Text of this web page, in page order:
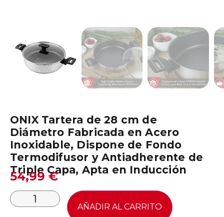
ONIX Tartera de 28 cm de
Diámetro Fabricada en Acero
Inoxidable, Dispone de Fondo
Termodifusor y Antiadherente de
Triple Capa, Apta en Inducción
54,99€
AÑADIR AL CARRITO